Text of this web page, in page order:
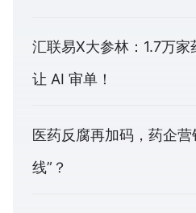
汇联易X大参林：1.7万
让 AI 审单！
医药反腐再加码，药企
线”？